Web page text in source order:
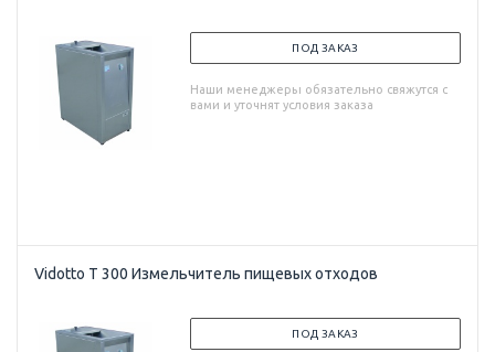
ПОД ЗАКАЗ
Наши менеджеры обязательно свяжутся с
вами и уточнят условия заказа
Vidotto T 300 Измельчитель пищевых отходов
ПОД ЗАКАЗ